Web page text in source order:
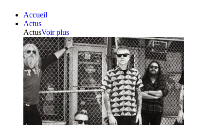
Accueil
Actus
ActusVoir plus